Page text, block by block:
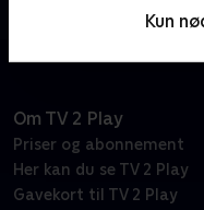
Kun
Om TV 2 Play
Priser og abonnement
Her kan du se TV 2 Play
Gavekort til TV 2 Play